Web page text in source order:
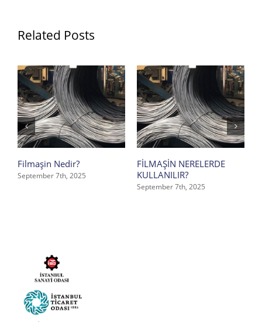
Related Posts
Filmaşin Nedir?
September 7th, 2025
FİLMAŞİN NERELERDE
KULLANILIR?
September 7th, 2025